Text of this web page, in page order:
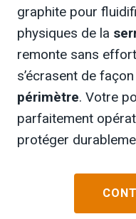
graphite pour
physiques de la
remonte sans
s’écrasent de
périmètre. Votre
parfaitement
protéger